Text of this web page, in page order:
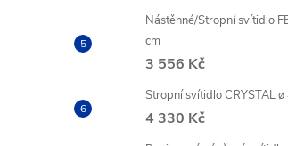
Nástěnné/Stropní svítidlo
cm
3 556 Kč
Stropní svítidlo CRYSTAL ø
4 330 Kč
Závěsné svítidlo